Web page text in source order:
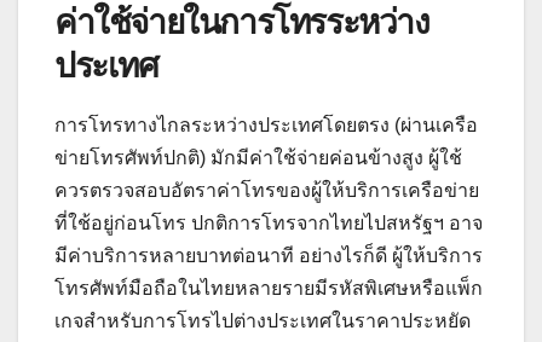
ค่าใช้จ่ายในการโทรระหว่าง
ประเทศ
การโทรทางไกลระหว่างประเทศโดยตรง (ผ่านเครือ
ข่ายโทรศัพท์ปกติ) มักมีค่าใช้จ่ายค่อนข้างสูง ผู้ใช้
ควรตรวจสอบอัตราค่าโทรของผู้ให้บริการเครือข่าย
ที่ใช้อยู่ก่อนโทร ปกติการโทรจากไทยไปสหรัฐฯ อาจ
มีค่าบริการหลายบาทต่อนาที อย่างไรก็ดี ผู้ให้บริการ
โทรศัพท์มือถือในไทยหลายรายมีรหัสพิเศษหรือแพ็ก
เกจสำหรับการโทรไปต่างประเทศในราคาประหยัด